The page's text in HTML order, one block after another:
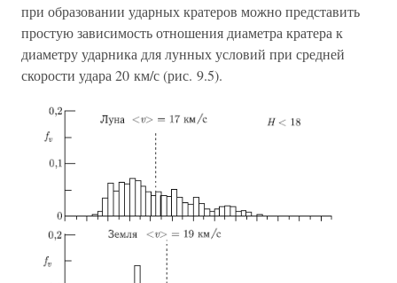
при образовании ударных кратеров можно представить
простую зависимость отношения диаметра кратера к
диаметру ударника для лунных условий при средней
скорости удара 20 км/с (рис. 9.5).